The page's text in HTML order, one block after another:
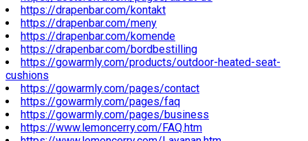
https://drapenbar.com/kontakt
https://drapenbar.com/meny
https://drapenbar.com/komende
https://drapenbar.com/bordbestilling
https://gowarmly.com/products/outdoor-heated-seat-
cushions
https://gowarmly.com/pages/contact
https://gowarmly.com/pages/faq
https://gowarmly.com/pages/business
https://www.lemoncerry.com/FAQ.htm